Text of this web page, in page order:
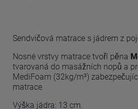
Sendvičová matrace s jádrem z
Nosné vrstvy matrace tvoří pěna
tvarovaná do masážních nopů a
MediFoam (32kg/m³)
matrace
Výška jádra: 13 cm.